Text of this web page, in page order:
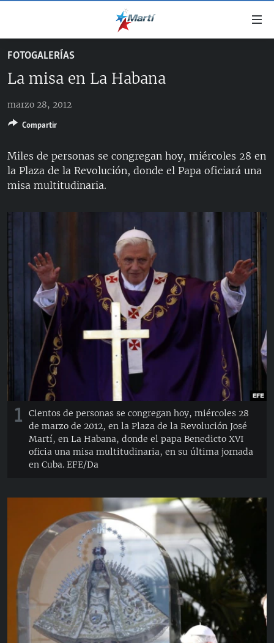
accesibilidad
principal
navegación
principal
búsqueda
CUBA
CUBA
DERECHOS HUMANOS
#11JCUBA, 5 AÑOS DESPUÉS
INFORME DEL DEPARTAMENTO DE ESTADO DE EEUU
SOBRE CUBA
ESTADOS UNIDOS
ESTADOS UNIDOS
AMÉRICA 250
AMÉRICA LATINA
INMIGRACIÓN
MUNDO
AUDIOVISUALES MARTÍ
RADIO MARTÍ
ESPECIALES
ESPECIALES
LA REALIDAD DE LA VIVIENDA EN CUBA
SER VIEJO EN CUBA
KENTU-CUBANO
LOS SANTOS DE HIALEAH
DESINFORMACIÓN RUSA EN AMÉRICA LATINA
LA INVASIÓN DE RUSIA A UCRANIA
MULTIMEDIA
EDITORIALES
SÍGUENOS
FOTOGALERÍAS
La misa en La Habana
marzo 28, 2012
Miles de personas se congregan hoy, miércoles 28 en
la Plaza de la Revolución, donde el Papa oficiará una
misa multitudinaria.
1
Cientos de personas se congregan hoy, miércoles 28
de marzo de 2012, en la Plaza de la Revolución José
Martí, en La Habana, donde el papa Benedicto XVI
oficia una misa multitudinaria, en su última jornada
en Cuba. EFE/Da
Compartir